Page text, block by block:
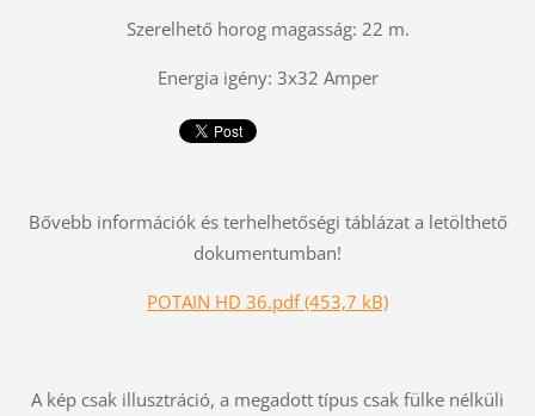
Szerelhető horog magasság: 22 m.
Energia igény: 3x32 Amper
Bővebb információk és terhelhetőségi táblázat a letölthető
dokumentumban!
POTAIN HD 36.pdf (453,7 kB)
A kép csak illusztráció, a megadott típus csak fülke nélküli